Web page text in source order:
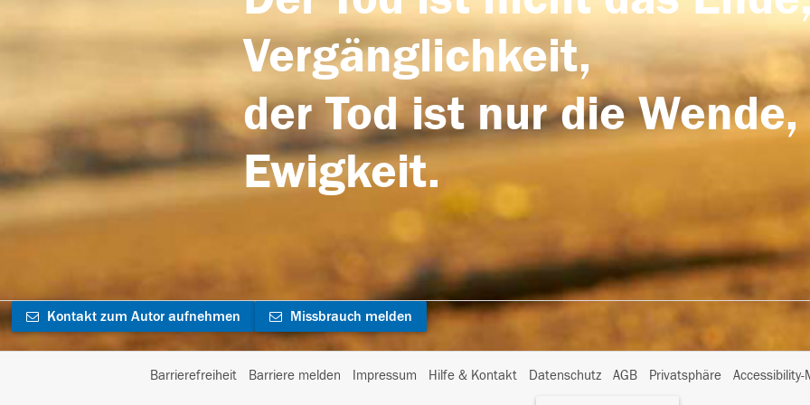
Vergänglichkeit,
der Tod ist nur die
Ewigkeit.
Kontakt zum Autor aufnehmen Missbrauch melden
Barrierefreiheit Barriere melden Impressum Hilfe & Kontakt Datenschutz AGB Privatsphäre
I